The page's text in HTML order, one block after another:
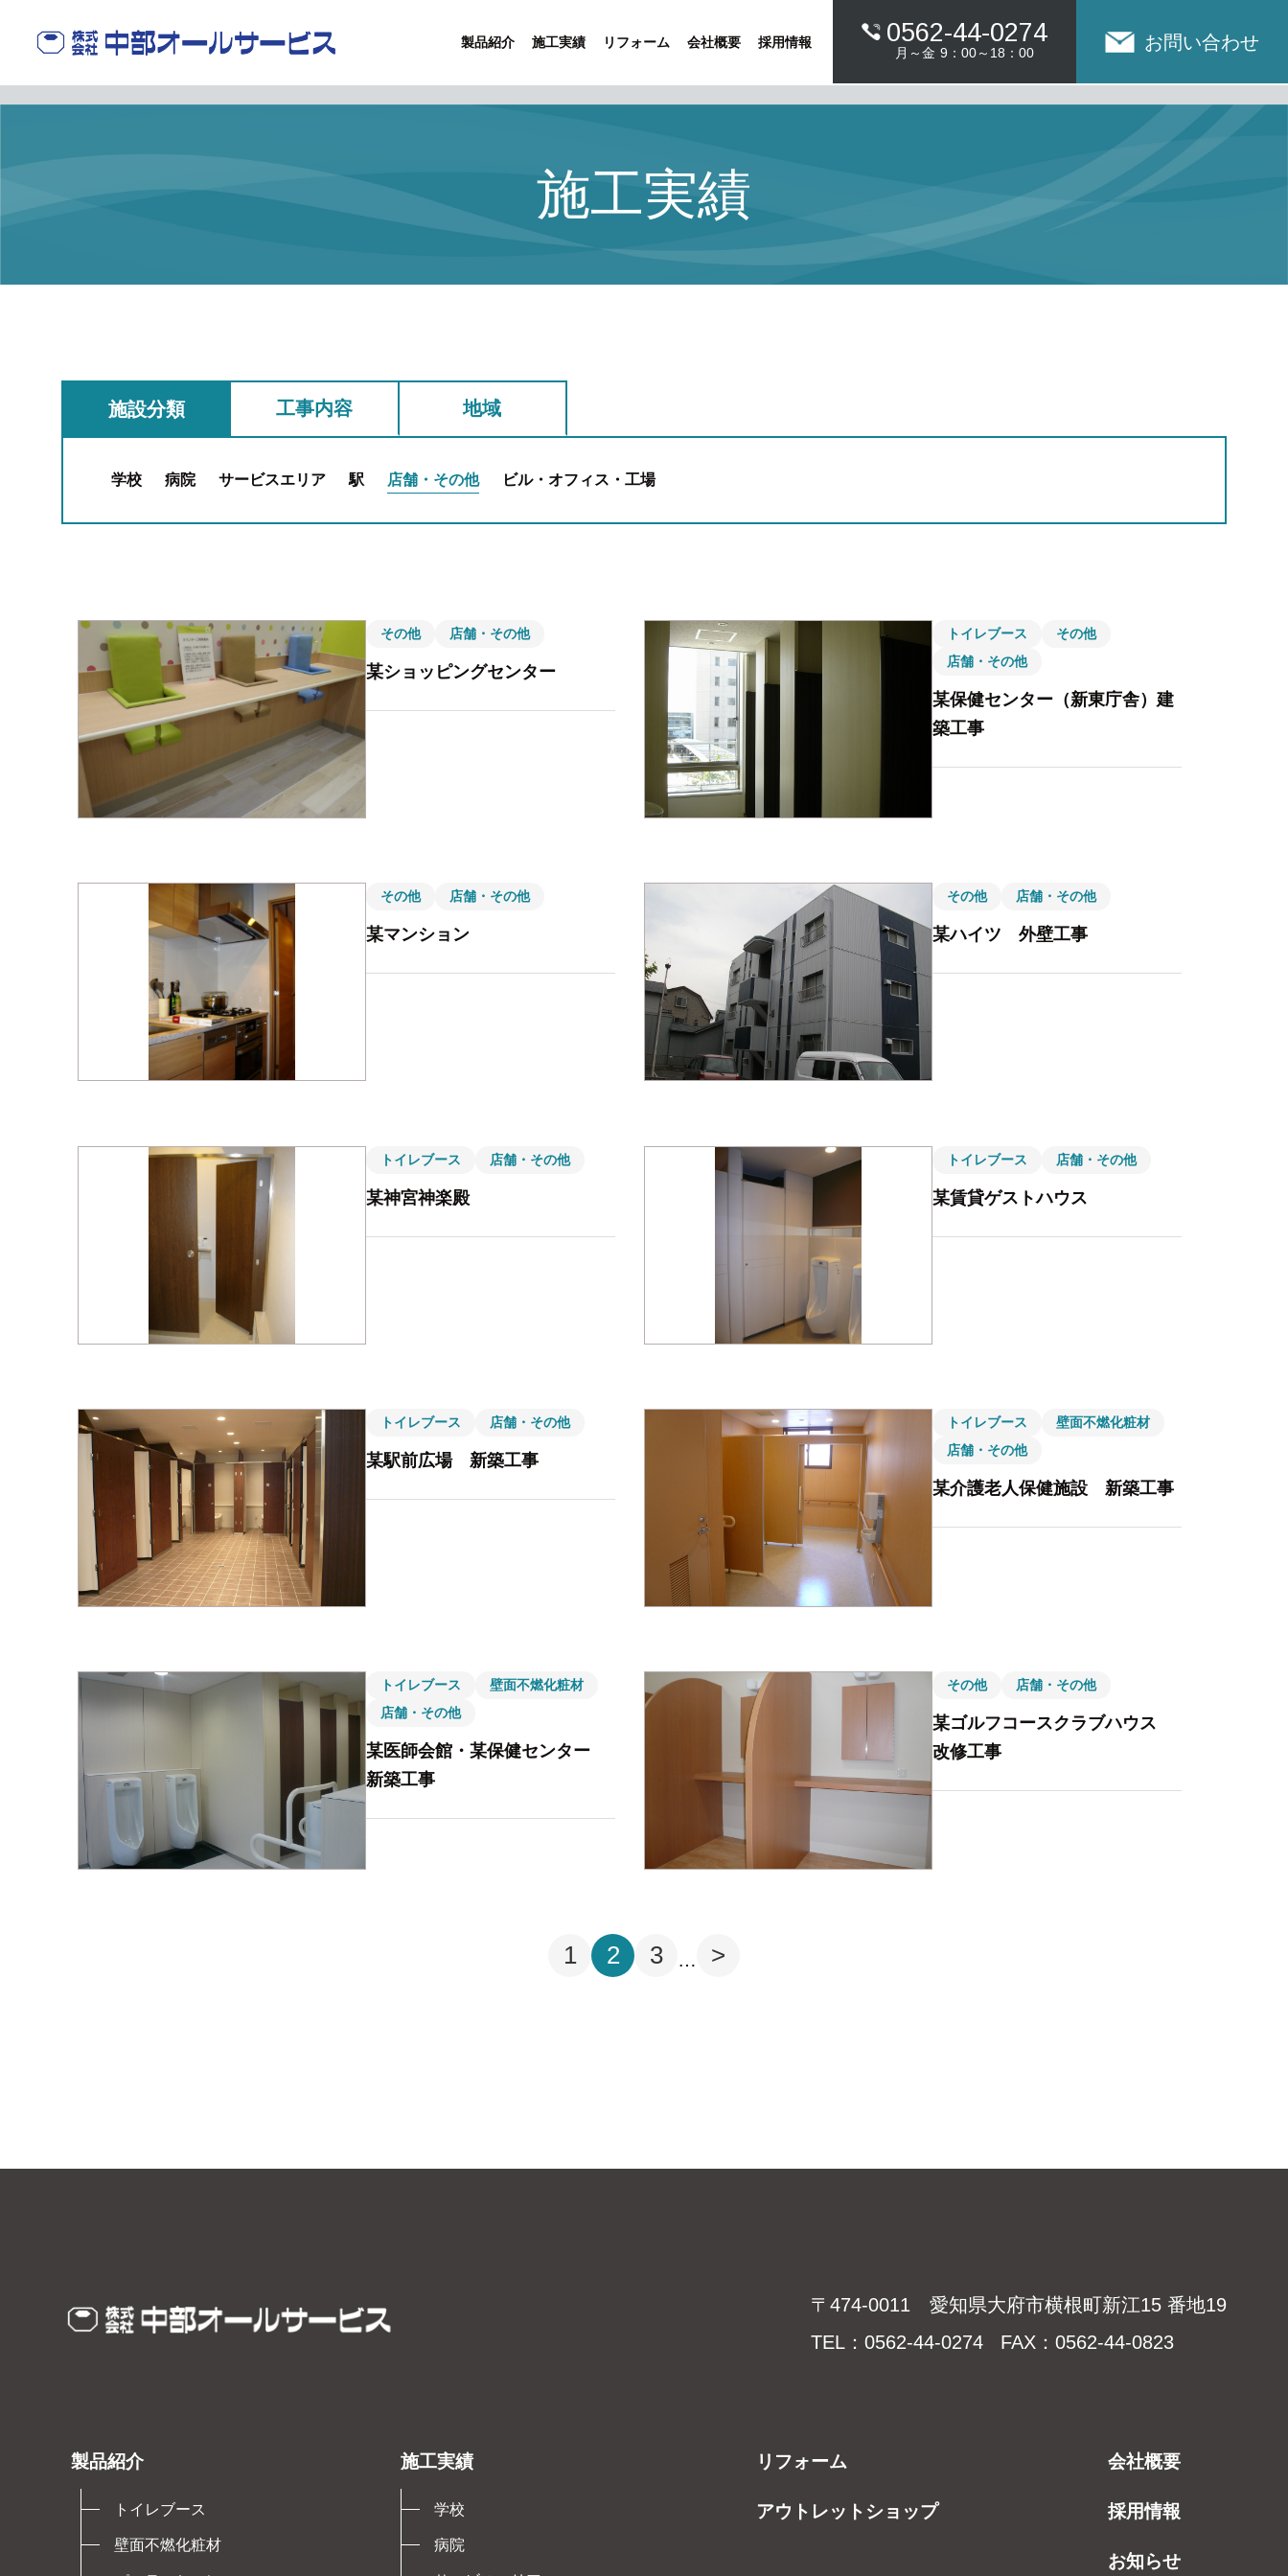
製品紹介 施工実績 リフォーム 会社概要 採用情報 0562-44-0274
月～金 9：00～18：00
お問い合わせ
施工実績
施設分類 工事内容 地域
学校 病院 サービスエリア 駅 店舗・その他 ビル・オフィス・工場
その他 店舗・その他
某ショッピングセンター
トイレブース
その他
店舗・その他
某保健センター（新東庁舎）建
築工事
その他 店舗・その他
某マンション
その他 店舗・その他
某ハイツ 外壁工事
トイレブース 店舗・その他
某神宮神楽殿
トイレブース 店舗・その他
某賃貸ゲストハウス
トイレブース 店舗・その他
某駅前広場 新築工事
トイレブース
壁面不燃化粧材
店舗・その他
某介護老人保健施設 新築工事
トイレブース
壁面不燃化粧材
店舗・その他
某医師会館・某保健センター
新築工事
その他 店舗・その他
某ゴルフコースクラブハウス
改修工事
1 2 3 … >
〒474-0011 愛知県大府市横根町新江15 番地19
TEL：0562-44-0274 FAX：0562-44-0823
製品紹介
トイレブース
壁面不燃化粧材
施工実績
学校
病院
リフォーム
アウトレットショップ
会社概要
採用情報
お知らせ